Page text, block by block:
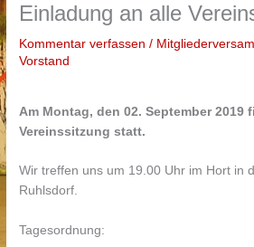
Einladung an alle
Kommentar verfassen /
Vorstand
Am Montag, den 02. September 2019
Vereinssitzung statt.
Wir treffen uns um 19.00 Uhr im Hort in
Ruhlsdorf.
Tagesordnung: